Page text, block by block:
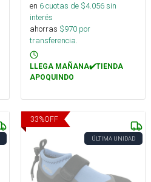
en 6cuotas de $4.056sin
interés
ahorras $970 por
transferencia.
LLEGA MAÑANA✔️TIENDA
APOQUINDO
33%OFF
ÚLTIMA UNIDAD